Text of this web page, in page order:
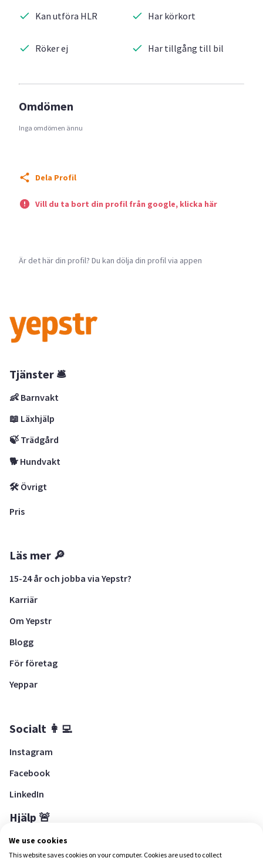
Kan utföra HLR
Röker ej
Har körkort
Har tillgång till bil
Omdömen
Inga omdömen ännu
Dela Profil
Vill du ta bort din profil från google, klicka här
Är det här din profil? Du kan dölja din profil via appen
Tjänster 🛎
👶 Barnvakt
📖 Läxhjälp
🍃 Trädgård
🐕 Hundvakt
🛠 Övrigt
Pris
Läs mer 🔎
15-24 år och jobba via Yepstr?
Karriär
Om Yepstr
Blogg
För företag
Yeppar
Socialt 👩‍💻
Instagram
Facebook
LinkedIn
Hjälp 🚨
Hjälpcenter
We use cookies
This website saves cookies on your computer. Cookies are used to collect